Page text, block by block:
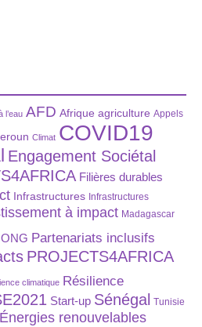
l’eau AFD Afrique agriculture Appels
Climat COVID19
Engagement Sociétal
Filières durables
Infrastructures Infrastructures
à impact Madagascar
ONG Partenariats inclusifs
PROJECTS4AFRICA
climatique Résilience
Start-up Sénégal Tunisie
Énergies renouvelables